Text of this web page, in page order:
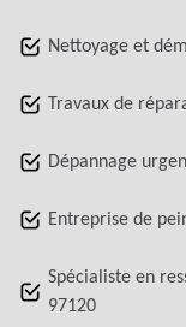
Nettoyage et
Travaux de
Dépannage
Entreprise de
Spécialiste en
97120